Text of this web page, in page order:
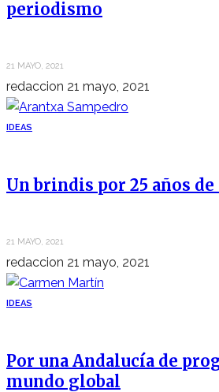
periodismo
21 MAYO, 2021
redaccion 21 mayo, 2021
IDEAS
Un brindis por 25 años
21 MAYO, 2021
redaccion 21 mayo, 2021
IDEAS
Por una Andalucía de
mundo global